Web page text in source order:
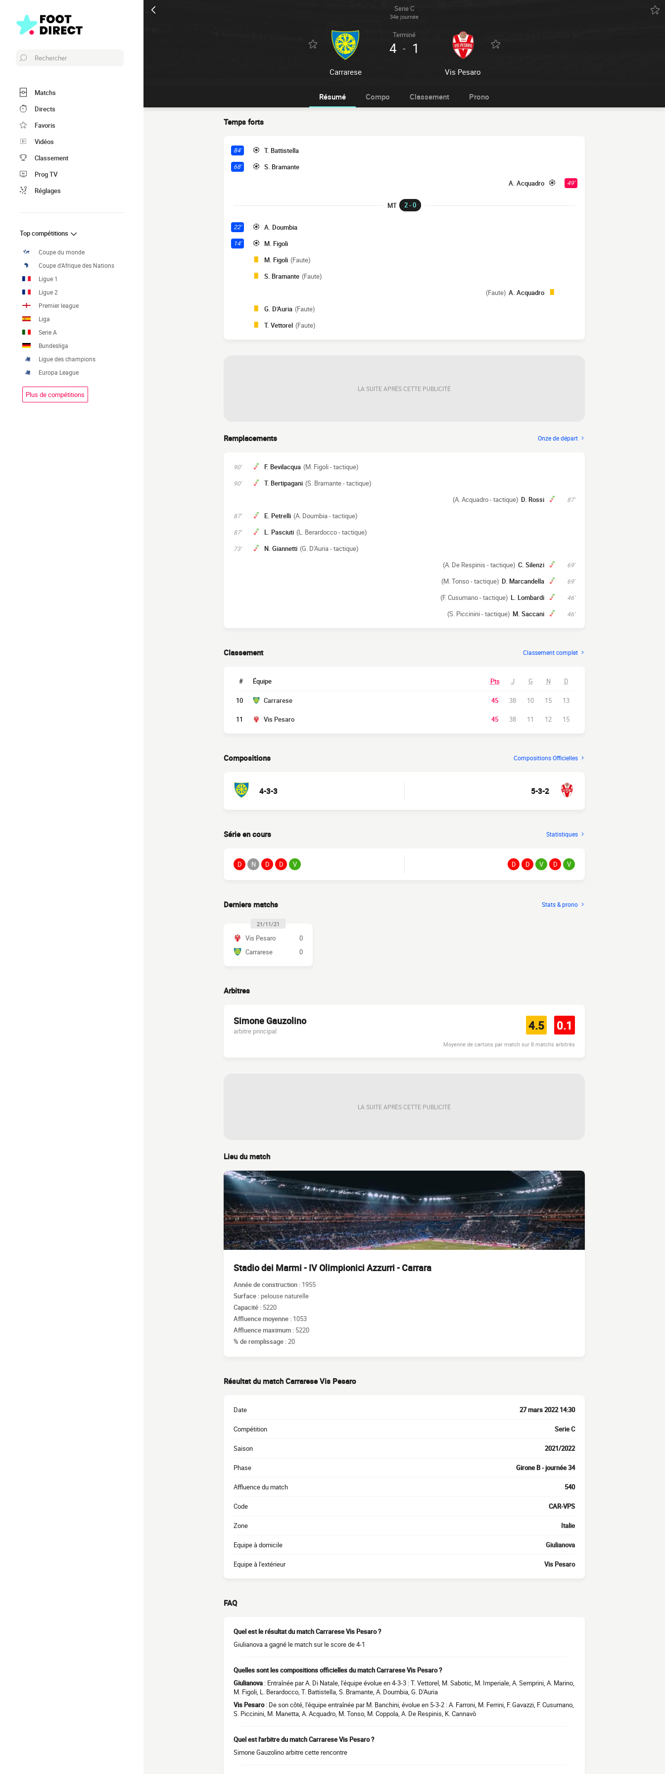
Serie C
34e journée
Carrarese
Terminé
4 - 1
Vis Pesaro
Rechercher
Matchs
Directs
Favoris
Vidéos
Classement
Prog TV
Réglages
Top compétitions
Coupe du monde
Coupe d'Afrique des Nations
Ligue 1
Ligue 2
Premier league
Liga
Serie A
Bundesliga
Ligue des champions
Europa League
Plus de compétitions
Résumé Compo Classement Prono
Temps forts
84' T. Battistella
68' S. Bramante
49'
A. Acquadro
MT 2 - 0
22' A. Doumbia
14'
M. Figoli
M. Figoli (Faute)
S. Bramante (Faute)
A. Acquadro
(Faute)
G. D'Auria (Faute)
T. Vettorel (Faute)
LA SUITE APRÈS CETTE PUBLICITÉ
Remplacements Onze de départ
90' F. Bevilacqua (M. Figoli - tactique)
90' T. Bertipagani (S. Bramante - tactique)
87'
D. Rossi
(A. Acquadro - tactique)
87' E. Petrelli (A. Doumbia - tactique)
87' L. Pasciuti (L. Berardocco - tactique)
73' N. Giannetti (G. D'Auria - tactique)
69'
C. Silenzi
(A. De Respinis - tactique)
69'
D. Marcandella
(M. Tonso - tactique)
46'
L. Lombardi
(F. Cusumano - tactique)
46'
M. Saccani
(S. Piccinini - tactique)
Classement Classement complet
# Équipe Pts J G N D
10 Carrarese 45 38 10 15 13
11 Vis Pesaro 45 38 11 12 15
Compositions Compositions Officielles
4-3-3 5-3-2
Série en cours Statistiques
D N D D V D D V D V
Derniers matchs Stats & prono
21/11/21
Vis Pesaro
0
Carrarese
0
Arbitres
Simone Gauzolino
arbitre principal 4.5 0.1
Moyenne de cartons par match sur 8 matchs arbitrés
LA SUITE APRÈS CETTE PUBLICITÉ
Lieu du match
Stadio dei Marmi - IV Olimpionici Azzurri - Carrara
Année de construction : 1955
Surface : pelouse naturelle
Capacité : 5220
Affluence moyenne : 1053
Affluence maximum : 5220
% de remplissage :20
Résultat du match Carrarese Vis Pesaro
Date 27 mars 2022 14:30
Compétition Serie C
Saison 2021/2022
Phase Girone B - journée 34
Affluence du match 540
Code CAR-VPS
Zone Italie
Equipe à domicile Giulianova
Equipe à l'extérieur Vis Pesaro
FAQ
Quel est le résultat du match Carrarese Vis Pesaro ?
Giulianova a gagné le match sur le score de 4-1
Quelles sont les compositions officielles du match Carrarese Vis Pesaro ?
Giulianova : Entraînée par A. Di Natale, l'équipe évolue en 4-3-3 : T. Vettorel, M. Sabotic, M. Imperiale, A. Semprini, A. Marino,
M. Figoli, L. Berardocco, T. Battistella, S. Bramante, A. Doumbia, G. D'Auria
Vis Pesaro: De son côté, l'équipe entraînée par M. Banchini, évolue en 5-3-2 : A. Farroni, M. Ferrini, F. Gavazzi, F. Cusumano,
S. Piccinini, M. Manetta, A. Acquadro, M. Tonso, M. Coppola, A. De Respinis, K. Cannavò
Quel est l'arbitre du match Carrarese Vis Pesaro ?
Simone Gauzolino arbitre cette rencontre